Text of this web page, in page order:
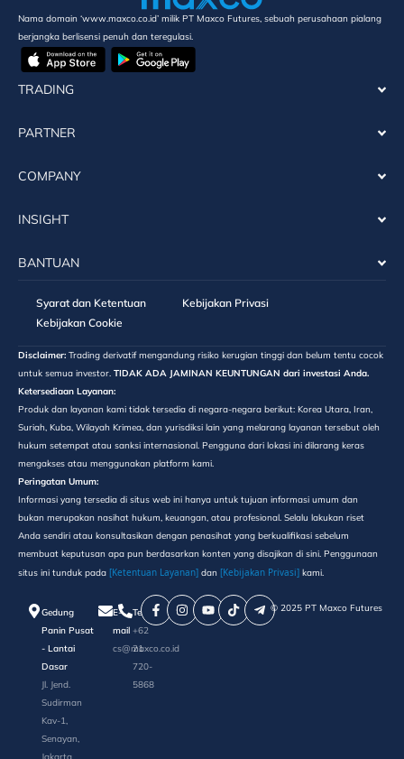
Nama domain ‘www.maxco.co.id’ milik PT Maxco Futures, sebuah perusahaan pialang
berjangka berlisensi penuh dan teregulasi.
TRADING
PARTNER
COMPANY
INSIGHT
BANTUAN
Syarat dan Ketentuan
Kebijakan Privasi
Kebijakan Cookie
Disclaimer: Trading derivatif mengandung risiko kerugian tinggi dan belum tentu cocok
untuk semua investor. TIDAK ADA JAMINAN KEUNTUNGAN dari investasi Anda.
Ketersediaan Layanan:
Produk dan layanan kami tidak tersedia di negara-negara berikut: Korea Utara, Iran,
Suriah, Kuba, Wilayah Krimea, dan yurisdiksi lain yang melarang layanan tersebut oleh
hukum setempat atau sanksi internasional. Pengguna dari lokasi ini dilarang keras
mengakses atau menggunakan platform kami.
Peringatan Umum:
Informasi yang tersedia di situs web ini hanya untuk tujuan informasi umum dan
bukan merupakan nasihat hukum, keuangan, atau profesional. Selalu lakukan riset
Anda sendiri atau konsultasikan dengan penasihat yang berkualifikasi sebelum
membuat keputusan apa pun berdasarkan konten yang disajikan di sini. Penggunaan
situs ini tunduk pada [Ketentuan Layanan] dan [Kebijakan Privasi] kami.
Gedung
Panin Pusat
- Lantai
Dasar
Jl. Jend.
Sudirman
Kav-1,
Senayan,
E-
mail
cs@maxco.co.id
Telepon
+62
21
720-
5868
©️ 2025 PT Maxco Futures